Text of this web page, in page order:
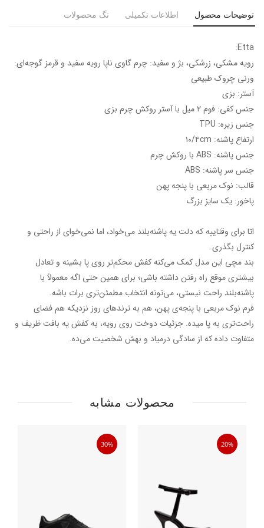
توضیحات محصول اطلاعات تکمیلی تگ محصولات
Etta:
رویه مشکی، زرشکی، بژ و سفید: چرم گاوی ناپا رویه سفید و قرمز گوجه‌ای:
ورنی چروک طبیعی
آستر: بزی
جنس کفی: فوم ۲ میل با آستر روکش چرم بزی
جنس زیره: TPU
ارتفاع پاشنه: ۱۰/۴cm
جنس پاشنه: ABS با روکش چرم
جنس سر پاشنه: ABS
قالب: نوک مربعی با پنجه پهن
پاخور: یک سایز بزرگ
اتا برای وقتاییه که دلت یه پاشنه‌بلند می‌خواد، اما نمی‌خوای از راحتی و
کنترل بگذری.
بند مچی این مدل کمک می‌کنه کفش محکم‌تر روی پا بشینه و تعادل
بیشتری موقع راه رفتن داشته باشی؛ برای همین حتی اگه معمولاً با
پاشنه‌بلند راحت نیستی، می‌تونه انتخاب مطمئن‌تری برات باشه.
فرم نوک مربعی با پنجه‌ی پهن، هم به ترندهای روز نزدیکه هم فضای
راحت‌تری به پا میده. جزئیات دوخت روی رویه، به کفش یه بافت ظریف و
متفاوت داده که از سادگی درمیاد و بهش شخصیت می‌ده.
محصولات مشابه
20%
30%